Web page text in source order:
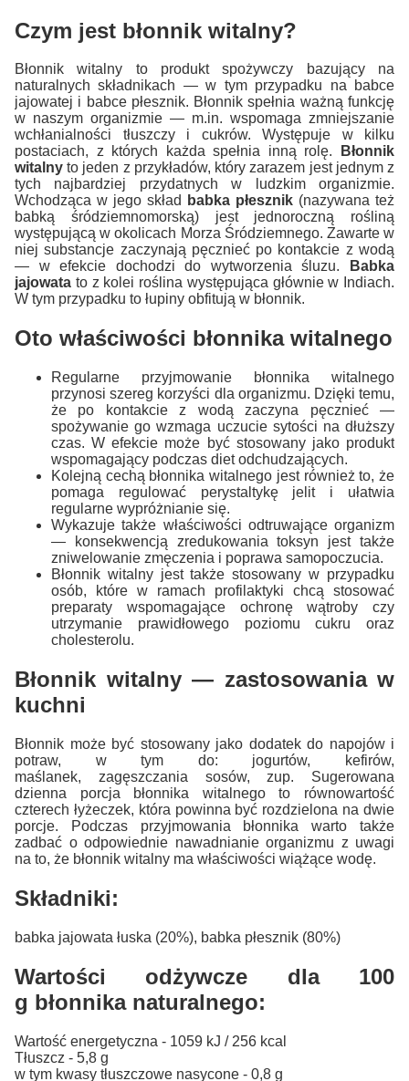
Czym jest błonnik witalny?
Błonnik witalny to produkt spożywczy bazujący na
naturalnych składnikach — w tym przypadku na babce
jajowatej i babce płesznik. Błonnik spełnia ważną funkcję
w naszym organizmie — m.in. wspomaga zmniejszanie
wchłanialności tłuszczy i cukrów. Występuje w kilku
postaciach, z których każda spełnia inną rolę.
Błonnik
witalny to jeden z przykładów, który zarazem jest jednym z
tych najbardziej przydatnych w ludzkim organizmie.
Wchodząca w jego skład
babka płesznik (nazywana też
babką śródziemnomorską) jest jednoroczną rośliną
występującą w okolicach Morza Śródziemnego. Zawarte w
niej substancje zaczynają pęcznieć po kontakcie z wodą
— w efekcie dochodzi do wytworzenia śluzu.
Babka
jajowata to z kolei roślina występująca głównie w Indiach.
W tym przypadku to łupiny obfitują w błonnik.
Oto właściwości błonnika witalnego
Regularne przyjmowanie błonnika witalnego
przynosi szereg korzyści dla organizmu. Dzięki temu,
że po kontakcie z wodą zaczyna pęcznieć —
spożywanie go wzmaga uczucie sytości na dłuższy
czas. W efekcie może być stosowany jako produkt
wspomagający podczas diet odchudzających.
Kolejną cechą błonnika witalnego jest również to, że
pomaga regulować perystaltykę jelit i ułatwia
regularne wypróżnianie się.
Wykazuje także właściwości odtruwające organizm
— konsekwencją zredukowania toksyn jest także
zniwelowanie zmęczenia i poprawa samopoczucia.
Błonnik witalny jest także stosowany w przypadku
osób, które w ramach profilaktyki chcą stosować
preparaty wspomagające ochronę wątroby czy
utrzymanie prawidłowego poziomu cukru oraz
cholesterolu.
Błonnik witalny — zastosowania w
kuchni
Błonnik może być stosowany jako dodatek do napojów i
potraw, w tym do: jogurtów, kefirów,
maślanek, zagęszczania sosów, zup. Sugerowana
dzienna porcja błonnika witalnego to równowartość
czterech łyżeczek, która powinna być rozdzielona na dwie
porcje. Podczas przyjmowania błonnika warto także
zadbać o odpowiednie nawadnianie organizmu z uwagi
na to, że błonnik witalny ma właściwości wiążące wodę.
Składniki:
babka jajowata łuska (20%), babka płesznik (80%)
Wartości odżywcze dla 100
g błonnika naturalnego:
Wartość energetyczna - 1059 kJ / 256 kcal
Tłuszcz - 5,8 g
w tym kwasy tłuszczowe nasycone - 0,8 g